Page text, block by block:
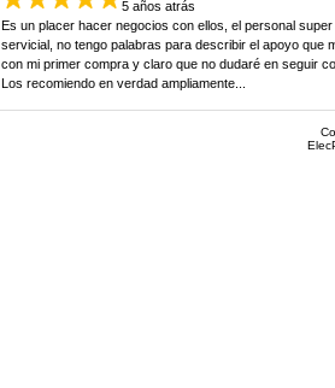
5 años atrás
Es un placer hacer negocios con ellos, el personal
servicial, no tengo palabras para describir el apoyo que
con mi primer compra y claro que no dudaré en seguir
Los recomiendo en verdad ampliamente...